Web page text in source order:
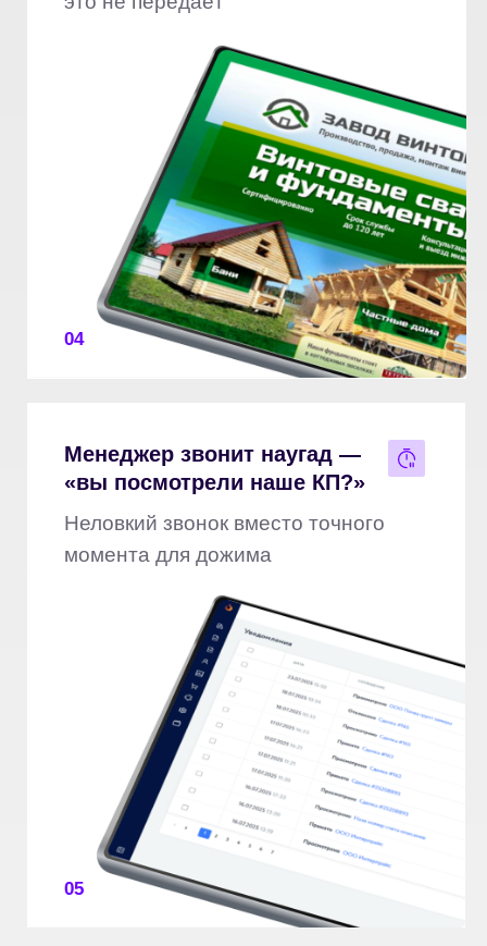
КП хранятся на компьютерах
05
Менеджер звонит наугад —
«вы посмотрели наше КП?»
Неловкий звонок вместо точного
момента для дожима
Всё в личных папках и переписках
— системы нет